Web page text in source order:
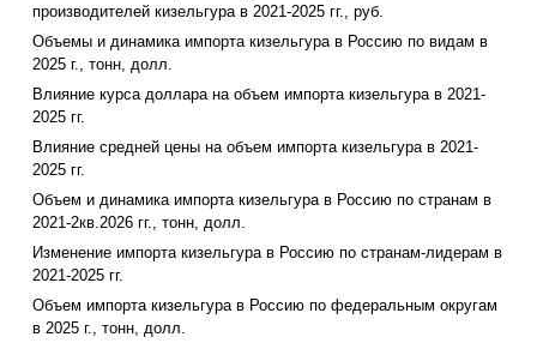
производителей кизельгура в 2021-2025 гг., руб.
Объемы и динамика импорта кизельгура в Россию по видам в
2025 г., тонн, долл.
Влияние курса доллара на объем импорта кизельгура в 2021-
2025 гг.
Влияние средней цены на объем импорта кизельгура в 2021-
2025 гг.
Объем и динамика импорта кизельгура в Россию по странам в
2021-2кв.2026 гг., тонн, долл.
Изменение импорта кизельгура в Россию по странам-лидерам в
2021-2025 гг.
Объем импорта кизельгура в Россию по федеральным округам
в 2025 г., тонн, долл.